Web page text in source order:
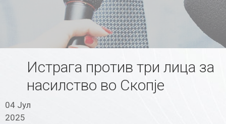
Истрага против три лица за
насилство во Скопје
04 Јул
2025